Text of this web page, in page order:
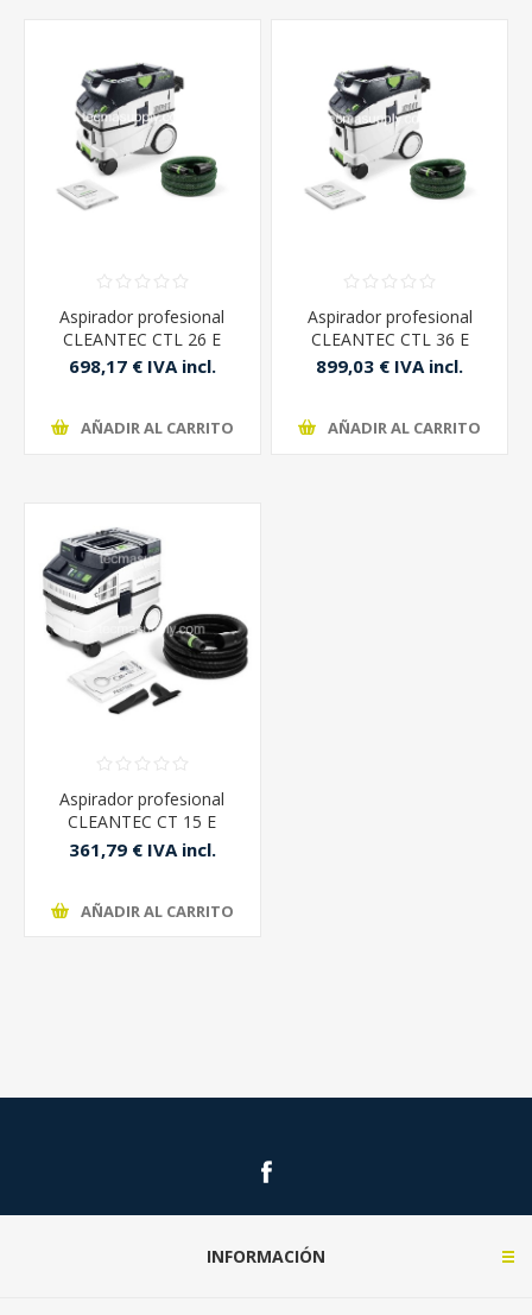
Aspirador profesional
CLEANTEC CTL 26 E
Festool
698,17 € IVA incl.
AÑADIR AL CARRITO
Aspirador profesional
CLEANTEC CTL 36 E
Festool
899,03 € IVA incl.
AÑADIR AL CARRITO
Aspirador profesional
CLEANTEC CT 15 E
Festool
361,79 € IVA incl.
AÑADIR AL CARRITO
INFORMACIÓN